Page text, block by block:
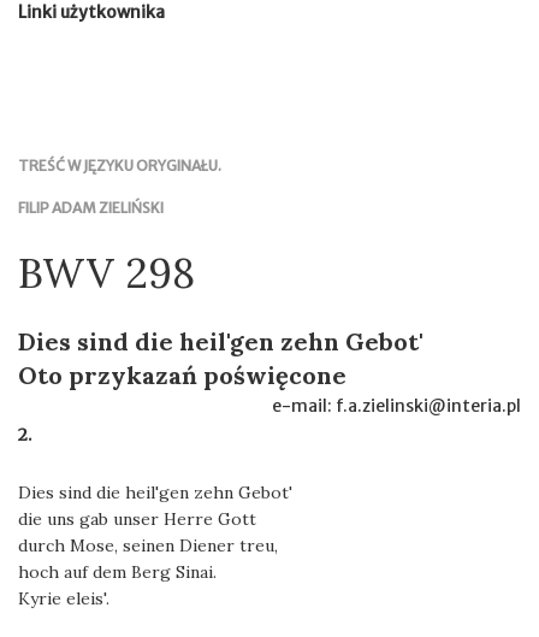
Linki użytkownika
TREŚĆ W JĘZYKU ORYGINAŁU.
FILIP ADAM ZIELIŃSKI
BWV 298
Dies sind die heil'gen zehn Gebot'
Oto przykazań poświęcone
e-mail: f.a.zielinski@interia.pl
2.
Dies sind die heil'gen zehn Gebot'
die uns gab unser Herre Gott
durch Mose, seinen Diener treu,
hoch auf dem Berg Sinai.
Kyrie eleis'.